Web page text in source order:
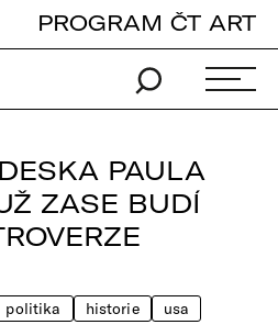
PROGRAM ČT ART
PAULA
ZASE BUDÍ
politika historie usa